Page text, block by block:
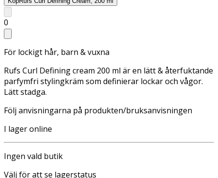
0
För lockigt hår, barn & vuxna
Rufs Curl Defining cream 200 ml är en lätt & återfuktande
parfymfri stylingkräm som definierar lockar och vågor.
Lätt stadga.
Följ anvisningarna på produkten/bruksanvisningen
I lager online
Ingen vald butik
Välj för att se lagerstatus